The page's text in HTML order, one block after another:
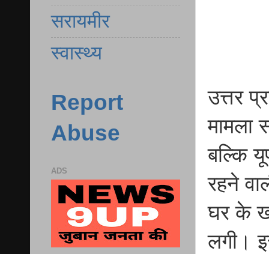
उत्तर
मामला
बल्कि
रहने
घर के
लगी।
सरायमीर
स्वास्थ्य
Report
Abuse
ADS